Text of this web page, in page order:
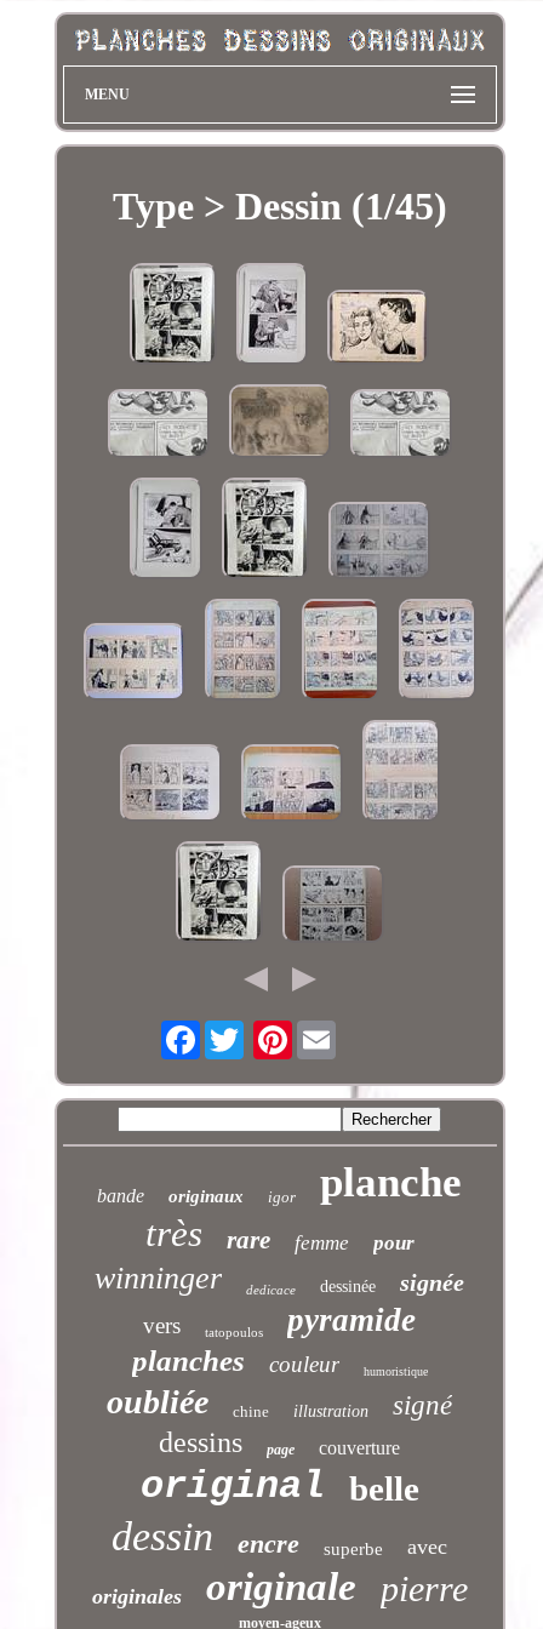
MENU
Type > Dessin (1/45)
Facebook Pinterest
bande originaux igor planche
très rare femme pour
winninger dedicace dessinée signée
vers tatopoulos pyramide
planches couleur humoristique
oubliée chine illustration signé
dessins page couverture
original belle
dessin encre superbe avec
originales originale pierre
moyen-ageux